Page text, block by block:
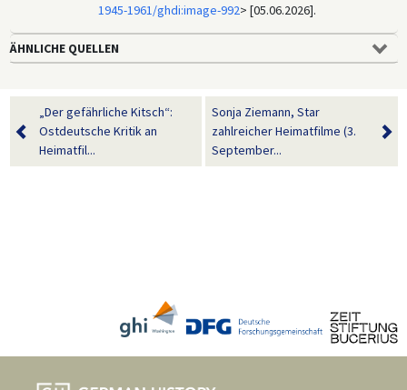
1945-1961/ghdi:image-992> [05.06.2026].
ÄHNLICHE QUELLEN
„Der gefährliche Kitsch“:
Ostdeutsche Kritik an
Heimatfil...
Sonja Ziemann, Star
zahlreicher Heimatfilme (3.
September...